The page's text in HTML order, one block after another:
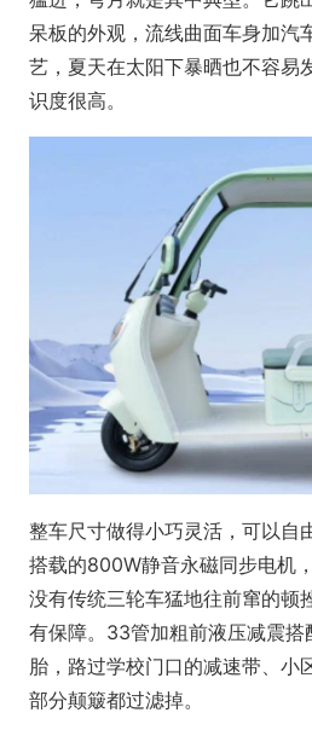
呆板的外观，流线曲面车身加汽
艺，夏天在太阳下暴晒也不容易
识度很高。
整车尺寸做得小巧灵活，可以自
搭载的800W静音永磁同步电机
没有传统三轮车猛地往前窜的顿
有保障。33管加粗前液压减震
胎，路过学校门口的减速带、小
部分颠簸都过滤掉。